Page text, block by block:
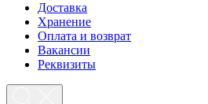
Доставка
Хранение
Оплата и возврат
Вакансии
Реквизиты